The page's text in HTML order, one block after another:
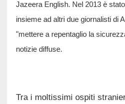
Jazeera English. Nel 2013 è
insieme ad altri due giornalisti di
"mettere a repentaglio la
notizie diffuse.
Tra i moltissimi ospiti